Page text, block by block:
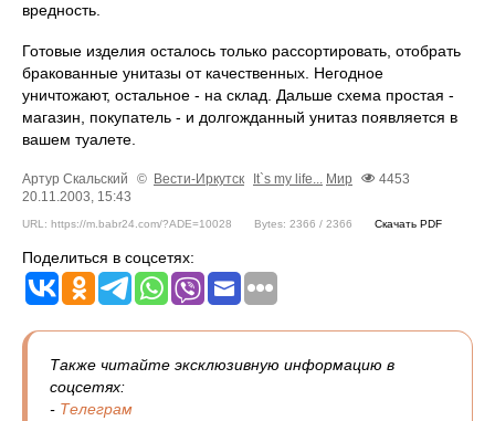
вредность.
Готовые изделия осталось только рассортировать, отобрать
бракованные унитазы от качественных. Негодное
уничтожают, остальное - на склад. Дальше схема простая -
магазин, покупатель - и долгожданный унитаз появляется в
вашем туалете.
Артур Скальский © Вести-Иркутск It`s my life... Мир
4453
20.11.2003, 15:43
URL: https://m.babr24.com/?ADE=10028 Bytes: 2366 / 2366 Скачать PDF
Поделиться в соцсетях:
Также читайте эксклюзивную информацию в
соцсетях:
- Телеграм